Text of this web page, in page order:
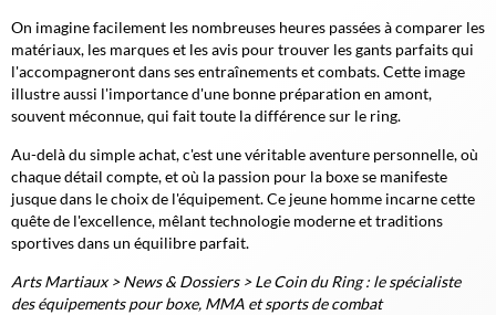
On imagine facilement les nombreuses heures passées à comparer les
matériaux, les marques et les avis pour trouver les gants parfaits qui
l'accompagneront dans ses entraînements et combats. Cette image
illustre aussi l'importance d'une bonne préparation en amont,
souvent méconnue, qui fait toute la différence sur le ring.
Au-delà du simple achat, c'est une véritable aventure personnelle, où
chaque détail compte, et où la passion pour la boxe se manifeste
jusque dans le choix de l'équipement. Ce jeune homme incarne cette
quête de l'excellence, mêlant technologie moderne et traditions
sportives dans un équilibre parfait.
Arts Martiaux >News & Dossiers >Le Coin du Ring : le spécialiste
des équipements pour boxe, MMA et sports de combat